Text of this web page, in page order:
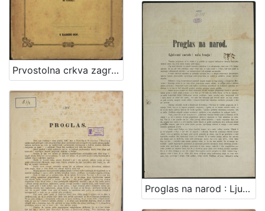
Prvostolna crkva zagrebačka / od Ivana Kukuljevića Sakcinskog
Proglas na narod : Ljubezni narode! mila bratjo! / U Rumi na dan 28. serpnja 1849. Jelačić, ban